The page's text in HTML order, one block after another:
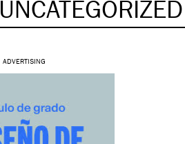
ADVERTISING